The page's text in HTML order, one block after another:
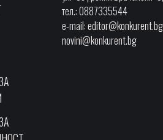
тел.: 0887335544
e-mail:editor@konkurent.bg
novini@konkurent.bg